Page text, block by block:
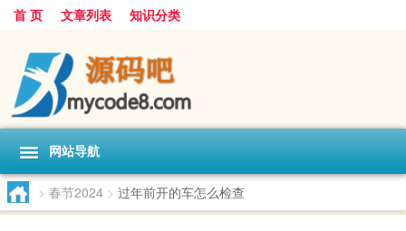
首 页 文章列表 知识分类
网站导航
> 春节2024 > 过年前开的车怎么检查